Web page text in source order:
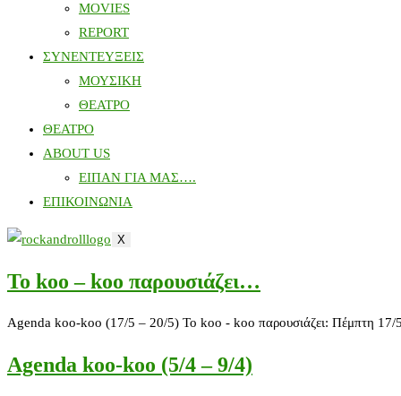
MOVIES
REPORT
ΣΥΝΕΝΤΕΥΞΕΙΣ
ΜΟΥΣΙΚΗ
ΘΕΑΤΡΟ
ΘΕΑΤΡΟ
ABOUT US
ΕΙΠΑΝ ΓΙΑ ΜΑΣ….
ΕΠΙΚΟΙΝΩΝΙΑ
X
To koo – koo παρουσιάζει…
Αgenda koo-koo (17/5 – 20/5) To koo - koo παρουσιάζει: Πέμπτη
Αgenda koo-koo (5/4 – 9/4)